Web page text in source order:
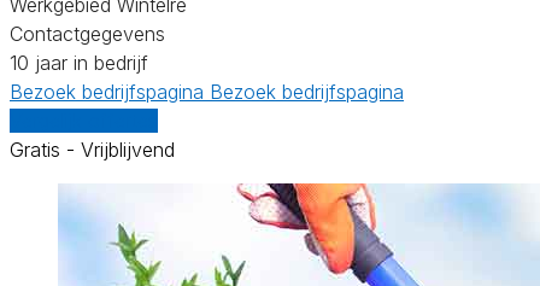
Contactgegevens
10 jaar in bedrijf
Bezoek bedrijfspagina Bezoek bedrijfspagina
Gratis - Vrijblijvend